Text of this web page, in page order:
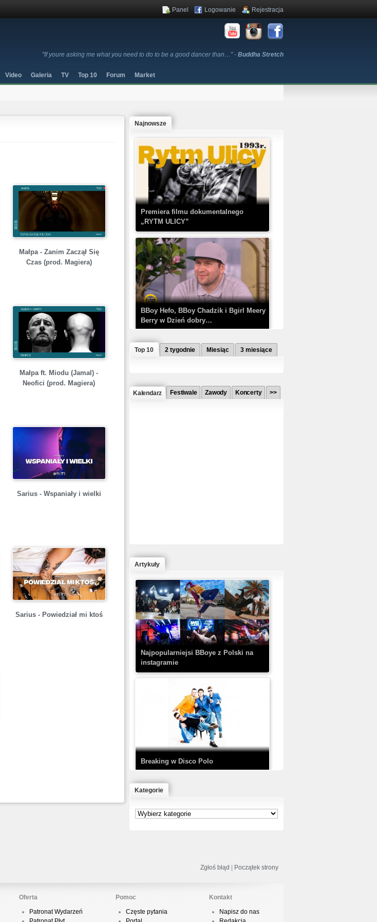
"If youre asking me what you need to do to be a good dancer than…" - Buddha Stretch
Panel Logowanie Rejestracja
Video Galeria TV Top 10 Forum Market
Małpa - Zanim Zaczął Się
Czas (prod. Magiera)
Małpa ft. Miodu (Jamal) -
Neofici (prod. Magiera)
Sarius - Wspaniały i wielki
Sarius - Powiedział mi ktoś
Najnowsze
Premiera filmu dokumentalnego
„RYTM ULICY”
BBoy Hefo, BBoy Chadzik i Bgirl Meery
Berry w Dzień dobry…
Kaczorex w najnowszym klipie: HRYPA
– Kobieta z walizką
TEDE & SIR MICH - KICKDOWN /
DISCO NOIR
Prod. Chubeats, Scratch:…
KrisBo - Cienie
Top 10 2 tygodnie Miesiąc 3 miesiące
Kalendarz Festiwale Zawody Koncerty >>
Artykuły
Najpopularniejsi BBoye z Polski na
instagramie
Breaking w Disco Polo
Kategorie
Zgłoś błąd | Początek strony
Oferta
Patronat Wydarzeń
Pomoc
Częste pytania
Kontakt
Napisz do nas